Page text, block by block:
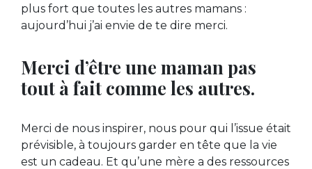
plus fort que toutes les autres mamans :
aujourd’hui j’ai envie de te dire merci.
Merci d’être une maman pas
tout à fait comme les autres.
Merci de nous inspirer, nous pour qui l’issue était
prévisible, à toujours garder en tête que la vie
est un cadeau. Et qu’une mère a des ressources